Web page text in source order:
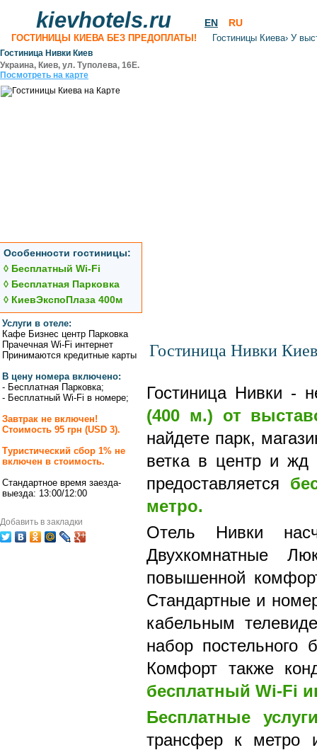
kievhotels.ru EN RU
ГОСТИНИЦЫ КИЕВА БЕЗ ПРЕДОПЛАТЫ! Гостиницы Киева› У
Гостиница Нивки Киев
Украина, Киев, ул. Туполева, 16Е.
Посмотреть на карте
Особенности гостиницы:
◊ Бесплатный Wi-Fi
◊ Бесплатная Парковка
◊ КиевЭкспоПлаза 400м
Услуги в отеле:
Кафе Бизнес центр Парковка
Прачечная Wi-Fi интернет
Принимаются кредитные карты
В цену номера включено:
- Бесплатная Парковка;
- Бесплатный Wi-Fi в номере;
Завтрак не включен!
Стоимость 95 грн (USD 3).
Туристический сбор 1% не
включен в стоимость.
Стандартное время заезда-
выезда: 13:00/12:00
Добавить в закладки
Гостиница Нивки Киев
Гостиница Нивки -
(400 м.) от
найдете парк,
ветка в центр и жд
предоставляется
метро.
Отель Нивки
Двухкомнатные
повышенной
Стандартные и
кабельным
набор
Комфорт также
бесплатный Wi-Fi
Бесплатные
трансфер к метро